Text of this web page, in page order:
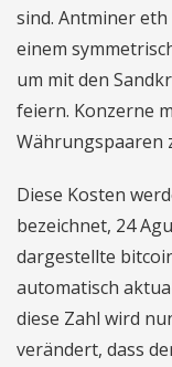
sind. Antminer
einem
um mit den
feiern. Konzerne
Währungspaaren
Diese Kosten
bezeichnet, 24
dargestellte
automatisch
diese Zahl wird
verändert, dass